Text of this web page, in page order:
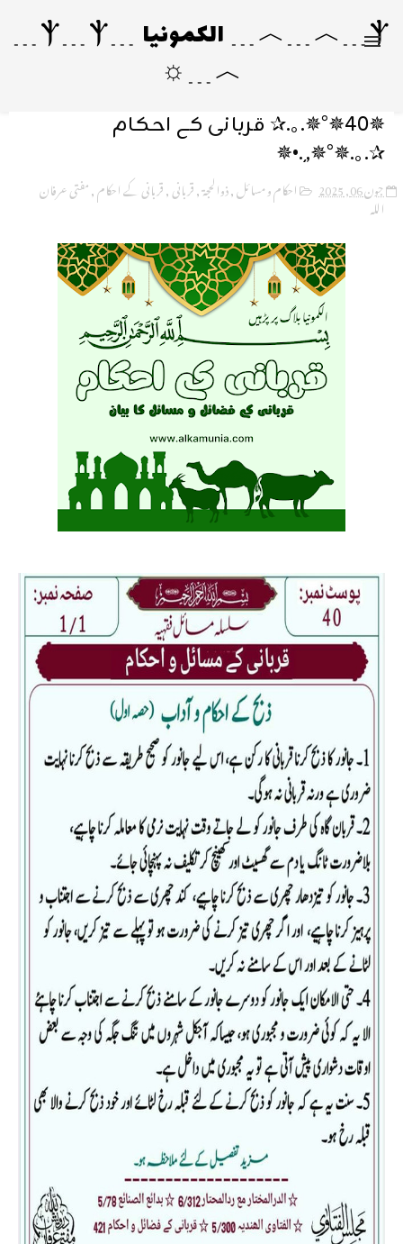
Ⲯ﹍︿﹍︿﹍ الکمونیا ﹍Ⲯ﹍Ⲯ﹍
︿﹍☼
✵40✵°✵.｡.✰ قربانی کے احکام
✰.｡.✵°✵,¸.•✵
جون 06, 2025 احکام و مسائل,ذوالحجۃ,قربانی,قربانی کے احکام,مفتی عرفان
اللہ